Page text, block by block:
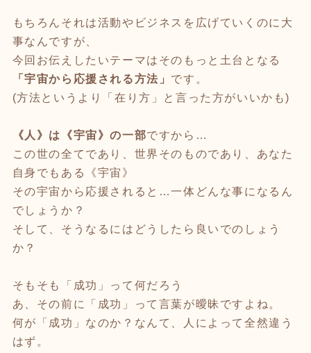
もちろんそれは活動やビジネスを広げていくのに大
事なんですが、
今回お伝えしたいテーマはそのもっと土台となる
「宇宙から応援される方法」 です。
(方法というより「在り方」と言った方がいいかも)
《人》は《宇宙》の一部ですから…
この世の全てであり、世界そのものであり、あなた
自身でもある《宇宙》
その宇宙から応援されると…一体どんな事になるん
でしょうか？
そして、そうなるにはどうしたら良いでのしょう
か？
そもそも「成功」って何だろう
あ、その前に「成功」って言葉が曖昧ですよね。
何が「成功」なのか？なんて、人によって全然違う
はず。